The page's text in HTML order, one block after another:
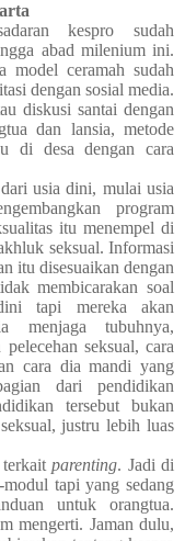
kespro sudah
abad milenium ini.
model ceramah sudah
dengan sosial media.
diskusi santai dengan
dan lansia, metode
di desa dengan cara
usia dini, mulai usia
program
itu menempel di
seksual. Informasi
itu disesuaikan dengan
membicarakan soal
tapi mereka akan
menjaga tubuhnya,
seksual, cara
cara dia mandi yang
dari pendidikan
tersebut bukan
justru lebih luas
terkaitparenting. Jadi di
tapi yang sedang
untuk orangtua.
mengerti. Jaman dulu,